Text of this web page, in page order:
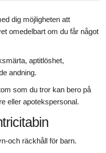
dig möjligheten att
omedelbart om du får något
aptitlöshet,
andning.
som du tror kan bero på
eller apotekspersonal.
och räckhåll för barn.